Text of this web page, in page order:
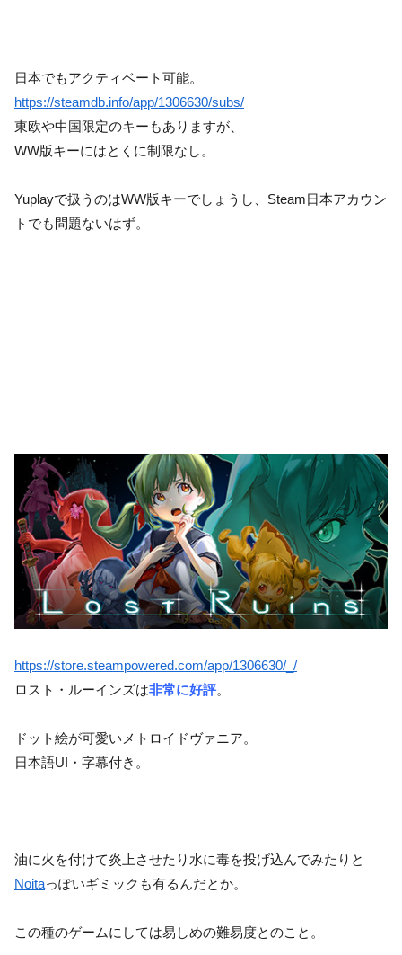
日本でもアクティベート可能。
https://steamdb.info/app/1306630/subs/
東欧や中国限定のキーもありますが、
WW版キーにはとくに制限なし。
Yuplayで扱うのはWW版キーでしょうし、Steam日本アカウン
トでも問題ないはず。
https://store.steampowered.com/app/1306630/_/
ロスト・ルーインズは非常に好評。
ドット絵が可愛いメトロイドヴァニア。
日本語UI・字幕付き。
油に火を付けて炎上させたり水に毒を投げ込んでみたりと
Noitaっぽいギミックも有るんだとか。
この種のゲームにしては易しめの難易度とのこと。